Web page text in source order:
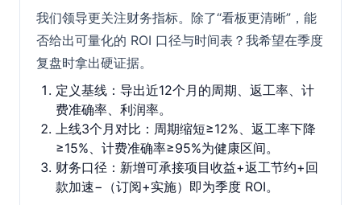
我们领导更关注财务指标。除了“看板更清晰”，能
否给出可量化的 ROI 口径与时间表？我希望在季度
复盘时拿出硬证据。
定义基线：导出近12个月的周期、返工率、计
费准确率、利润率。
上线3个月对比：周期缩短≥12%、返工率下降
≥15%、计费准确率≥95%为健康区间。
财务口径：新增可承接项目收益+返工节约+回
款加速−（订阅+实施）即为季度 ROI。